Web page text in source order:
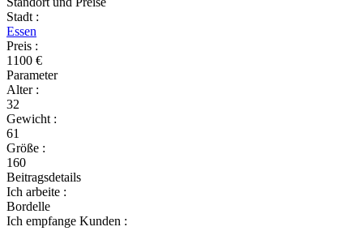
Stadt :
Essen
Preis :
1100 €
Parameter
Alter :
32
Gewicht :
61
Größe :
160
Beitragsdetails
Ich arbeite :
Bordelle
Ich empfange Kunden :